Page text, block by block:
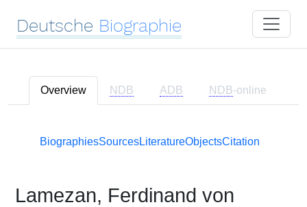
Deutsche Biographie
Overview NDB ADB NDB-online
BiographiesSourcesLiteratureObjectsCitation
Lamezan, Ferdinand von